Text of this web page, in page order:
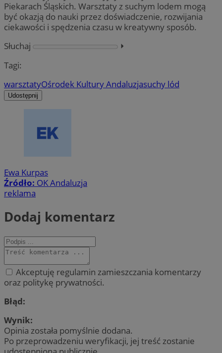
Piekarach Śląskich. Warsztaty z suchym lodem mogą
być okazją do nauki przez doświadczenie, rozwijania
ciekawości i spędzenia czasu w kreatywny sposób.
Słuchaj
⏵︎
Tagi:
warsztatyOśrodek Kultury Andaluzjasuchy lód
Udostępnij
Ewa Kurpas
Źródło: OK Andaluzja
reklama
Dodaj komentarz
Akceptuję regulamin zamieszczania komentarzy
oraz politykę prywatności.
Błąd:
Wynik:
Opinia została pomyślnie dodana.
Po przeprowadzeniu weryfikacji, jej treść zostanie